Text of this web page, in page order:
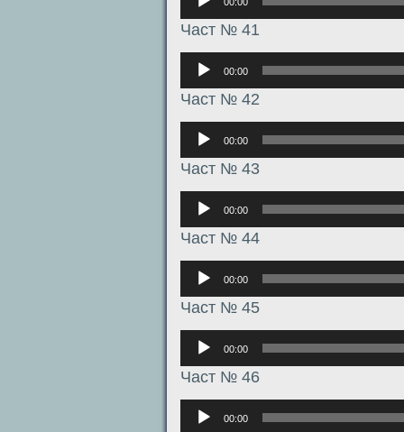
Част № 41
Аудиоплеер
00:00
Част № 42
Аудиоплеер
00:00
Част № 43
Аудиоплеер
00:00
Част № 44
Аудиоплеер
00:00
Част № 45
Аудиоплеер
00:00
Част № 46
Аудиоплеер
00:00